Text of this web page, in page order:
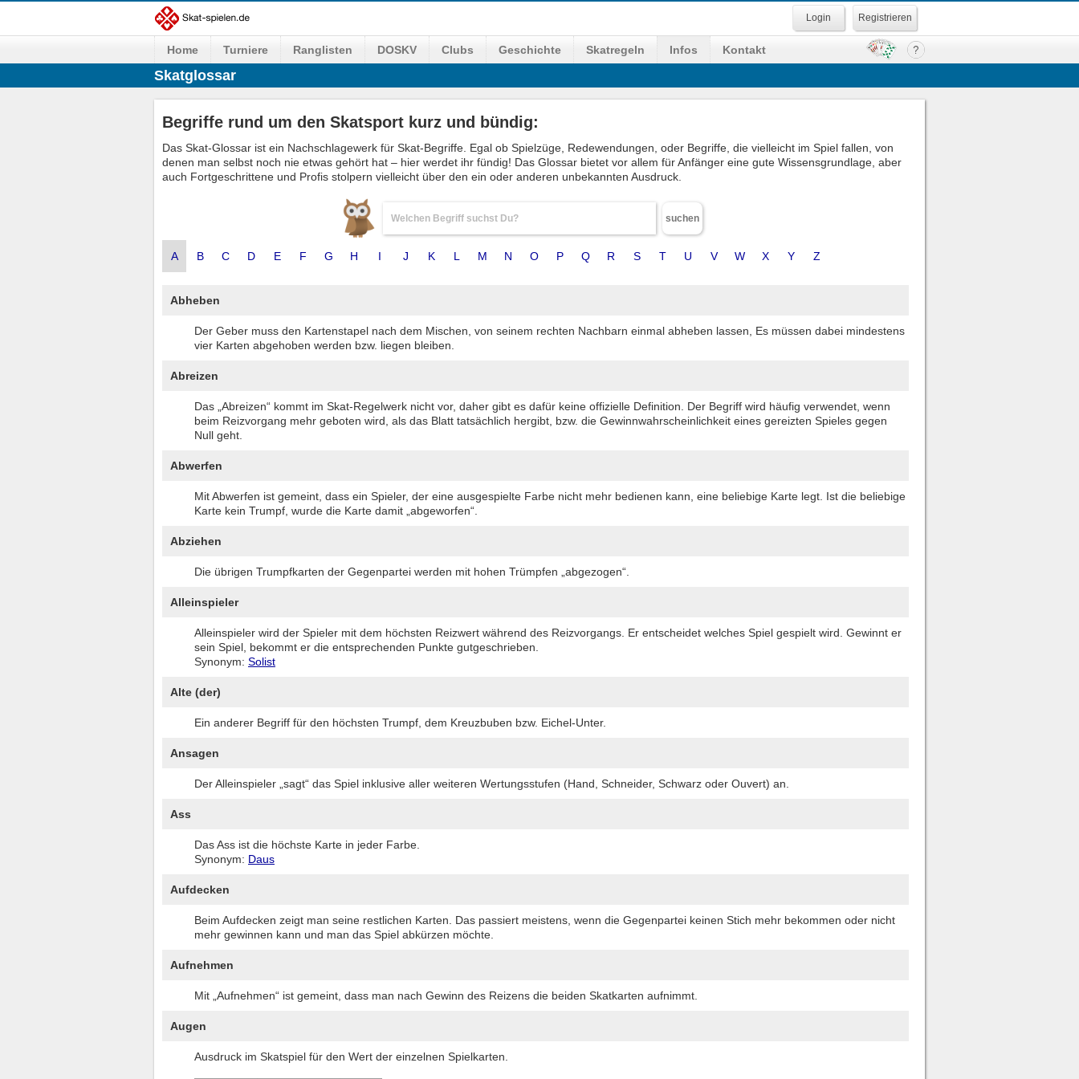
Registrieren
Home Turniere Ranglisten DOSKV Clubs Geschichte Skatregeln Infos Kontakt
Skatglossar
Begriffe rund um den Skatsport kurz und bündig:
Das Skat-Glossar ist ein Nachschlagewerk für Skat-Begriffe. Egal ob Spielzüge, Redewendungen, oder Begriffe, die vielleicht im Spiel fallen, von
denen man selbst noch nie etwas gehört hat – hier werdet ihr fündig! Das Glossar bietet vor allem für Anfänger eine gute Wissensgrundlage, aber
auch Fortgeschrittene und Profis stolpern vielleicht über den ein oder anderen unbekannten Ausdruck.
suchen
A B C D E F G H I J K L M N O P Q R S T U V W X Y Z
Abheben
Der Geber muss den Kartenstapel nach dem Mischen, von seinem rechten Nachbarn einmal abheben lassen, Es müssen dabei mindestens
vier Karten abgehoben werden bzw. liegen bleiben.
Abreizen
Das „Abreizen“ kommt im Skat-Regelwerk nicht vor, daher gibt es dafür keine offizielle Definition. Der Begriff wird häufig verwendet, wenn
beim Reizvorgang mehr geboten wird, als das Blatt tatsächlich hergibt, bzw. die Gewinnwahrscheinlichkeit eines gereizten Spieles gegen
Null geht.
Abwerfen
Mit Abwerfen ist gemeint, dass ein Spieler, der eine ausgespielte Farbe nicht mehr bedienen kann, eine beliebige Karte legt. Ist die beliebige
Karte kein Trumpf, wurde die Karte damit „abgeworfen“.
Abziehen
Die übrigen Trumpfkarten der Gegenpartei werden mit hohen Trümpfen „abgezogen“.
Alleinspieler
Alleinspieler wird der Spieler mit dem höchsten Reizwert während des Reizvorgangs. Er entscheidet welches Spiel gespielt wird. Gewinnt er
sein Spiel, bekommt er die entsprechenden Punkte gutgeschrieben.
Synonym: Solist
Alte (der)
Ein anderer Begriff für den höchsten Trumpf, dem Kreuzbuben bzw. Eichel-Unter.
Ansagen
Der Alleinspieler „sagt“ das Spiel inklusive aller weiteren Wertungsstufen (Hand, Schneider, Schwarz oder Ouvert) an.
Ass
Das Ass ist die höchste Karte in jeder Farbe.
Synonym: Daus
Aufdecken
Beim Aufdecken zeigt man seine restlichen Karten. Das passiert meistens, wenn die Gegenpartei keinen Stich mehr bekommen oder nicht
mehr gewinnen kann und man das Spiel abkürzen möchte.
Aufnehmen
Mit „Aufnehmen“ ist gemeint, dass man nach Gewinn des Reizens die beiden Skatkarten aufnimmt.
Augen
Ausdruck im Skatspiel für den Wert der einzelnen Spielkarten.